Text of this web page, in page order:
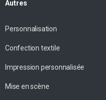
Autres
Personnalisation
Confection textile
Impression personnalisée
Mise en scène